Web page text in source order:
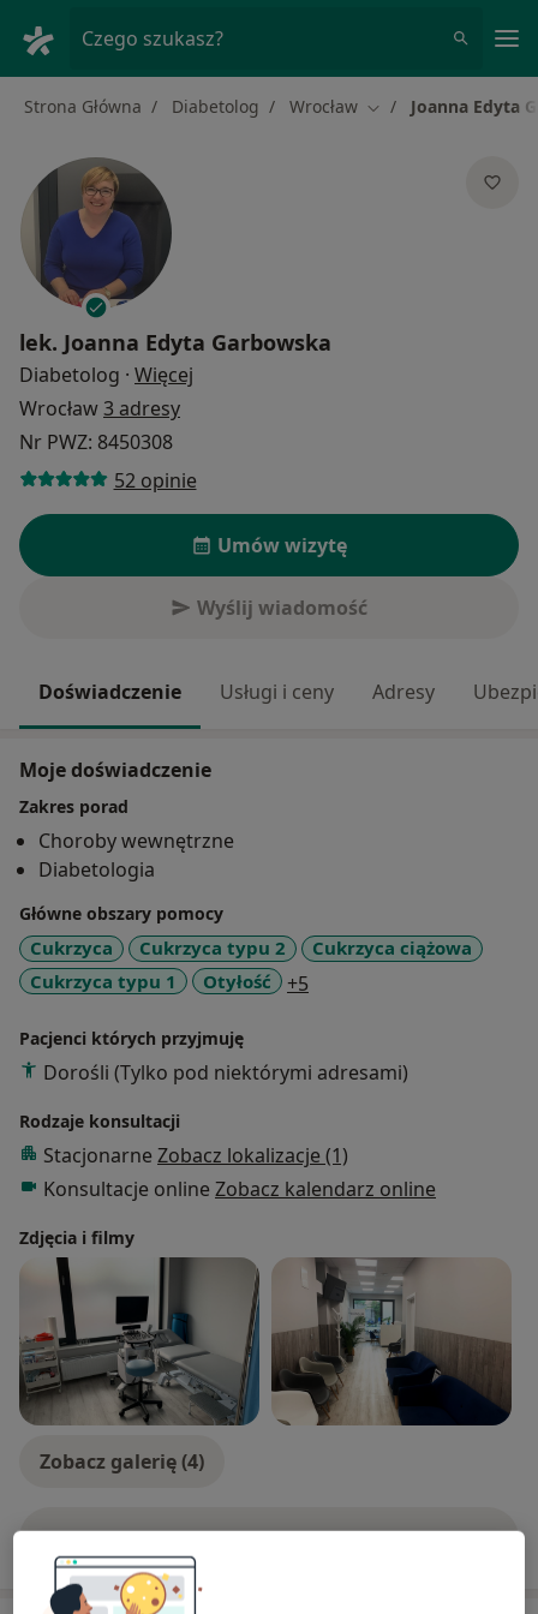
Czego szukasz?
Strona Główna Diabetolog Wrocław Zmień miasto
Joanna Edyta
lek. Joanna Edyta Garbowska
Diabetolog · Więcej
Wrocław3 adresy
Nr PWZ: 8450308
52 opinie
Umów wizytę
Wyślij wiadomość
Doświadczenie Usługi i ceny Adresy
Moje doświadczenie
Zakres porad
Choroby wewnętrzne
Diabetologia
Główne obszary pomocy
Cukrzyca Cukrzyca typu 2
Cukrzyca ciążowa
Cukrzyca typu 1
Otyłość +5
Pacjenci których przyjmuję
Dorośli (Tylko pod niektórymi adresami)
Rodzaje konsultacji
Stacjonarne Zobacz lokalizacje (1)
Konsultacje online Zobacz kalendarz online
Zdjęcia i filmy
Zobacz galerię (4)
Pokaż więcej